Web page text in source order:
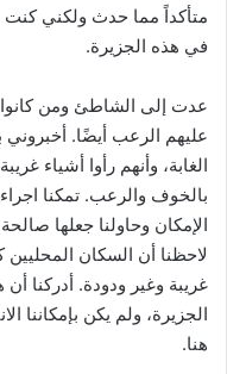
متأكداً مما حدث ولكني
في هذه الجزيرة.
عدت إلى الشاطئ ومن كانوا
عليهم الرعب أيضًا.
الغابة، وأنهم رأوا أشياء
بالخوف والرعب. تمكنا اجراء
الإمكان وحاولنا جعلها
لاحظنا أن السكان المحليين
غريبة وغير ودودة. أدركنا
الجزيرة، ولم يكن بإمكاننا
هنا.